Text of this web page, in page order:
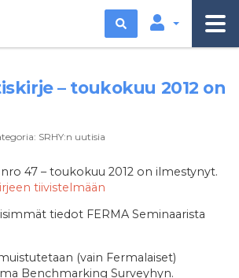
Etsi
– toukokuu 2012 on
SRHY:n uutisia
47 – toukokuu 2012 on ilmestynyt.
tiivistelmään
tiedot FERMA Seminaarista
(vain Fermalaiset)
Benchmarking Surveyhyn.